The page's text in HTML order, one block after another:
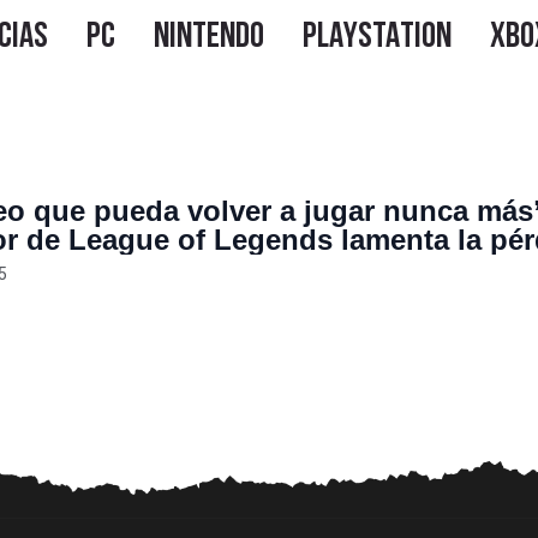
que pueda volver a jugar nunca
de League of Legends lamenta la
amigo, con quien jugó durante 11